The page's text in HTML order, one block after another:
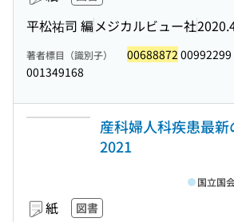
平松祐司 編 メジカルビュー社
著者標目（識別子） 00688872
001349168
産科婦人科疾患最
2021
紙 図書
国立国